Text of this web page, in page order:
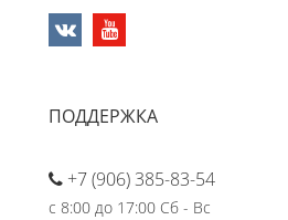
ПОДДЕРЖКА
+7 (906) 385-83-54
с 8:00 до 17:00 Сб - Вс